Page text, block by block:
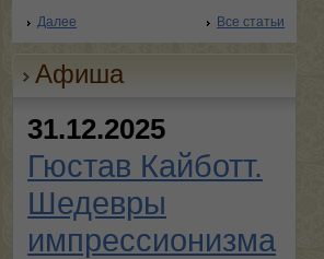
Далее Все статьи
Афиша
31.12.2025
Гюстав Кайботт.
Шедевры
импрессионизма